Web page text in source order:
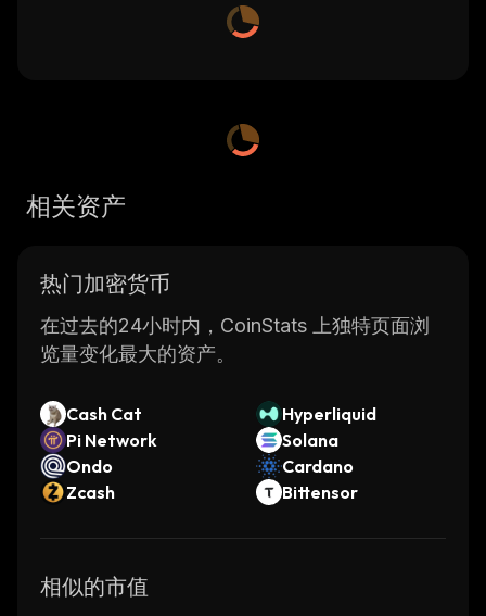
相关资产
热门加密货币
在过去的24小时内，CoinStats 上独特页面浏
览量变化最大的资产。
Cash Cat
Hyperliquid
Pi Network
Solana
Ondo
Cardano
Zcash
Bittensor
相似的市值